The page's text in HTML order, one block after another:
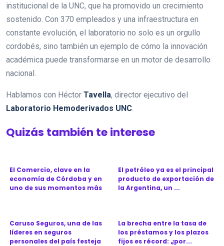
institucional de la UNC, que ha promovido un crecimiento
sostenido. Con 370 empleados y una infraestructura en
constante evolución, el laboratorio no solo es un orgullo
cordobés, sino también un ejemplo de cómo la innovación
académica puede transformarse en un motor de desarrollo
nacional.
Hablamos con Héctor Tavella, director ejecutivo del
Laboratorio Hemoderivados UNC.
Quizás también te interese
El Comercio, clave en la
economía de Córdoba y en
uno de sus momentos más
El petróleo ya es el principal
producto de exportación de
la Argentina, un ...
Caruso Seguros, una de las
líderes en seguros
personales del país festeja
La brecha entre la tasa de
los préstamos y los plazos
fijos es récord: ¿por...